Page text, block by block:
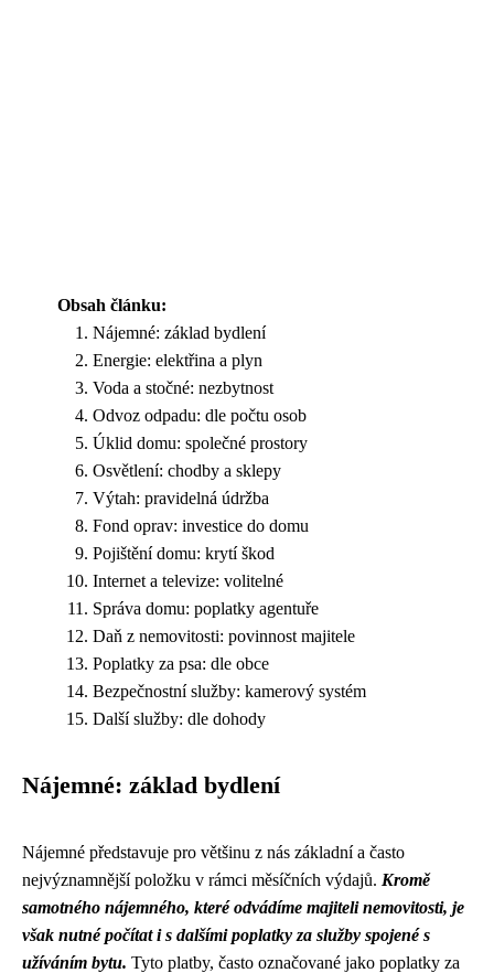
Obsah článku:
Nájemné: základ bydlení
Energie: elektřina a plyn
Voda a stočné: nezbytnost
Odvoz odpadu: dle počtu osob
Úklid domu: společné prostory
Osvětlení: chodby a sklepy
Výtah: pravidelná údržba
Fond oprav: investice do domu
Pojištění domu: krytí škod
Internet a televize: volitelné
Správa domu: poplatky agentuře
Daň z nemovitosti: povinnost majitele
Poplatky za psa: dle obce
Bezpečnostní služby: kamerový systém
Další služby: dle dohody
Nájemné: základ bydlení
Nájemné představuje pro většinu z nás základní a často
nejvýznamnější položku v rámci měsíčních výdajů. Kromě
samotného nájemného, které odvádíme majiteli nemovitosti, je
však nutné počítat i s dalšími poplatky za služby spojené s
užíváním bytu. Tyto platby, často označované jako poplatky za